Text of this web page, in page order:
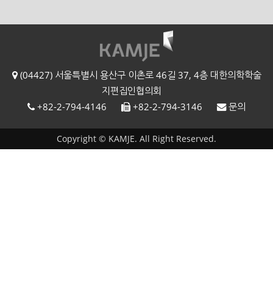
(04427) 서울특별시 용산구 이촌로 46길 37, 4층 대한의학학술
지편집인협의회
+82-2-794-4146
+82-2-794-3146 문의
Copyright © KAMJE. All Right Reserved.